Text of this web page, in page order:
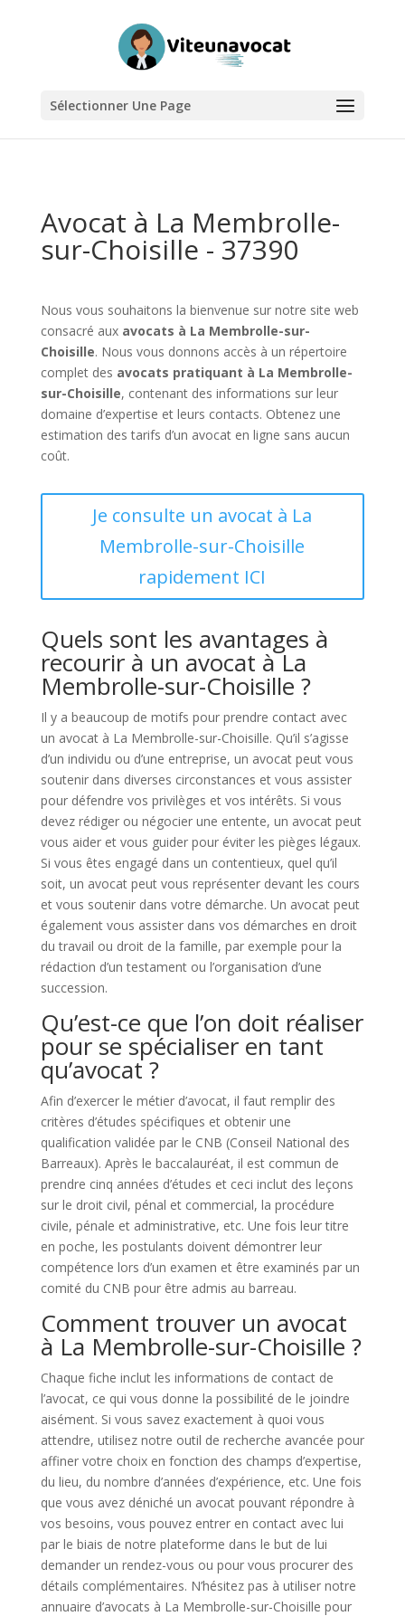
Sélectionner Une Page
Avocat à La Membrolle-
sur-Choisille - 37390
Nous vous souhaitons la bienvenue sur notre site web
consacré aux avocats à La Membrolle-sur-
Choisille. Nous vous donnons accès à un répertoire
complet des avocats pratiquant à La Membrolle-
sur-Choisille, contenant des informations sur leur
domaine d’expertise et leurs contacts. Obtenez une
estimation des tarifs d’un avocat en ligne sans aucun
coût.
Je consulte un avocat à La
Membrolle-sur-Choisille
rapidement ICI
Quels sont les avantages à
recourir à un avocat à La
Membrolle-sur-Choisille ?
Il y a beaucoup de motifs pour prendre contact avec
un avocat à La Membrolle-sur-Choisille. Qu’il s’agisse
d’un individu ou d’une entreprise, un avocat peut vous
soutenir dans diverses circonstances et vous assister
pour défendre vos privilèges et vos intérêts. Si vous
devez rédiger ou négocier une entente, un avocat peut
vous aider et vous guider pour éviter les pièges légaux.
Si vous êtes engagé dans un contentieux, quel qu’il
soit, un avocat peut vous représenter devant les cours
et vous soutenir dans votre démarche. Un avocat peut
également vous assister dans vos démarches en droit
du travail ou droit de la famille, par exemple pour la
rédaction d’un testament ou l’organisation d’une
succession.
Qu’est-ce que l’on doit réaliser
pour se spécialiser en tant
qu’avocat ?
Afin d’exercer le métier d’avocat, il faut remplir des
critères d’études spécifiques et obtenir une
qualification validée par le CNB (Conseil National des
Barreaux). Après le baccalauréat, il est commun de
prendre cinq années d’études et ceci inclut des leçons
sur le droit civil, pénal et commercial, la procédure
civile, pénale et administrative, etc. Une fois leur titre
en poche, les postulants doivent démontrer leur
compétence lors d’un examen et être examinés par un
comité du CNB pour être admis au barreau.
Comment trouver un avocat
à La Membrolle-sur-Choisille ?
Chaque fiche inclut les informations de contact de
l’avocat, ce qui vous donne la possibilité de le joindre
aisément. Si vous savez exactement à quoi vous
attendre, utilisez notre outil de recherche avancée pour
affiner votre choix en fonction des champs d’expertise,
du lieu, du nombre d’années d’expérience, etc. Une fois
que vous avez déniché un avocat pouvant répondre à
vos besoins, vous pouvez entrer en contact avec lui
par le biais de notre plateforme dans le but de lui
demander un rendez-vous ou pour vous procurer des
détails complémentaires. N’hésitez pas à utiliser notre
annuaire d’avocats à La Membrolle-sur-Choisille pour